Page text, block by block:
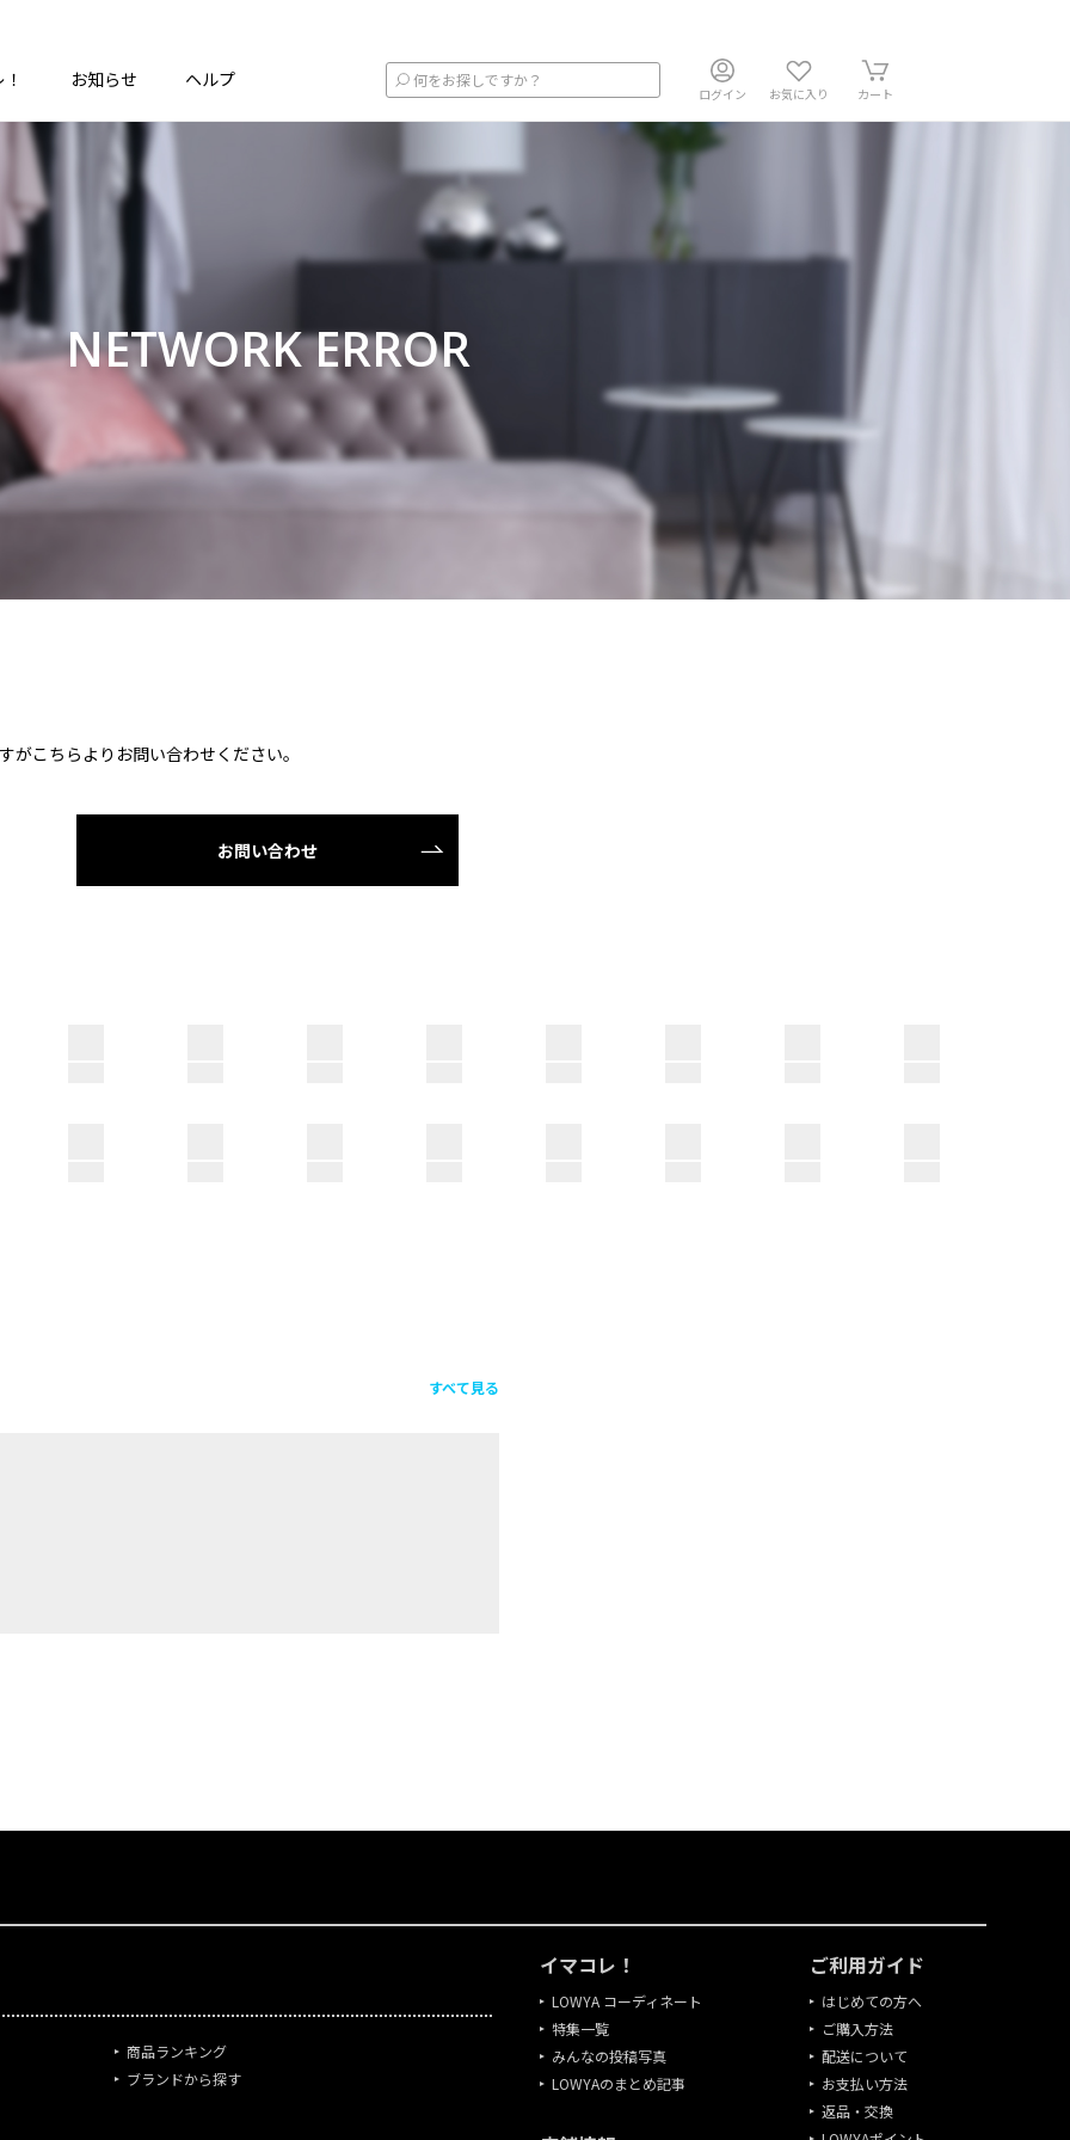
お知らせ ヘルプ
ログイン お気に入り カート
NETWORK ERROR
こちらよりお問い合わせください。
お問い合わせ
すべて見る
商品ランキング
ブランドから探す
イマコレ！
LOWYA コーディネート
特集一覧
みんなの投稿写真
LOWYAのまとめ記事
ご利用ガイド
はじめての方へ
ご購入方法
配送について
お支払い方法
返品・交換